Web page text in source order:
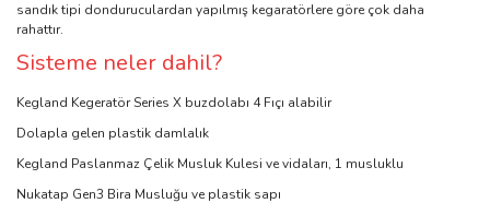
sandık tipi donduruculardan yapılmış kegaratörlere göre çok daha
rahattır.
Sisteme neler dahil?
Kegland Kegeratör Series X buzdolabı 4 Fıçı alabilir
Dolapla gelen plastik damlalık
Kegland Paslanmaz Çelik Musluk Kulesi ve vidaları, 1 musluklu
Nukatap Gen3 Bira Musluğu ve plastik sapı